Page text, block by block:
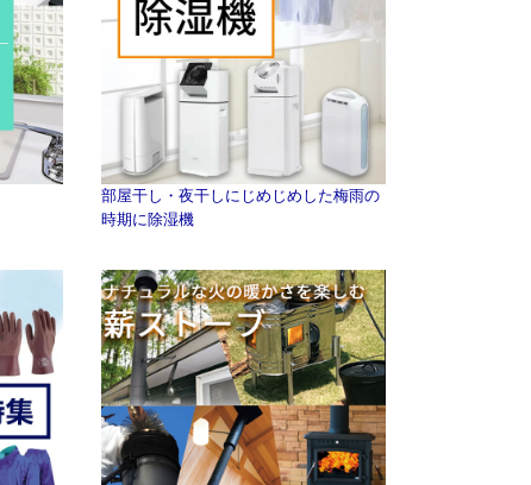
部屋干し・夜干しにじめじめした梅雨の
時期に除湿機